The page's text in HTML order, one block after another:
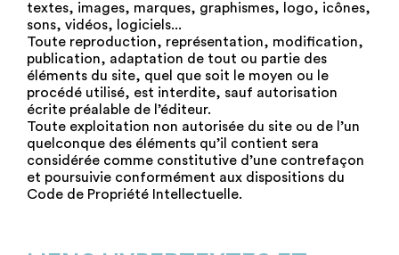
textes, images, marques, graphismes, logo, icônes,
sons, vidéos, logiciels...
Toute reproduction, représentation, modification,
publication, adaptation de tout ou partie des
éléments du site, quel que soit le moyen ou le
procédé utilisé, est interdite, sauf autorisation
écrite préalable de l’éditeur.
Toute exploitation non autorisée du site ou de l’un
quelconque des éléments qu’il contient sera
considérée comme constitutive d’une contrefaçon
et poursuivie conformément aux dispositions du
Code de Propriété Intellectuelle.